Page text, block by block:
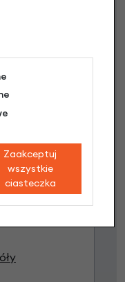
Zaakceptuj
wszystkie
ciasteczka